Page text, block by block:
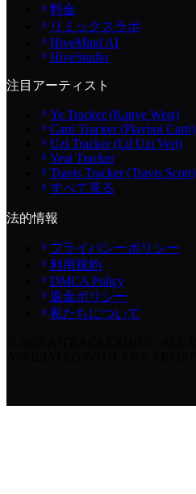
料金
リミックスラボ
HiveMind AI
HiveStudio
注目アーティスト
Ye Tracker (Kanye West)
Carti Tracker (Playboi Carti)
Uzi Tracker (Lil Uzi Vert)
Yeat Tracker
Travis Tracker (Travis Scott)
すべて見る
法的情報
プライバシーポリシー
利用規約
DMCA Policy
返金ポリシー
私たちについて